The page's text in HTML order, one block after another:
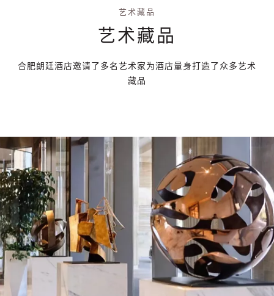
艺术藏品
艺术藏品
合肥朗廷酒店邀请了多名艺术家为酒店量身打造了众多艺术
藏品